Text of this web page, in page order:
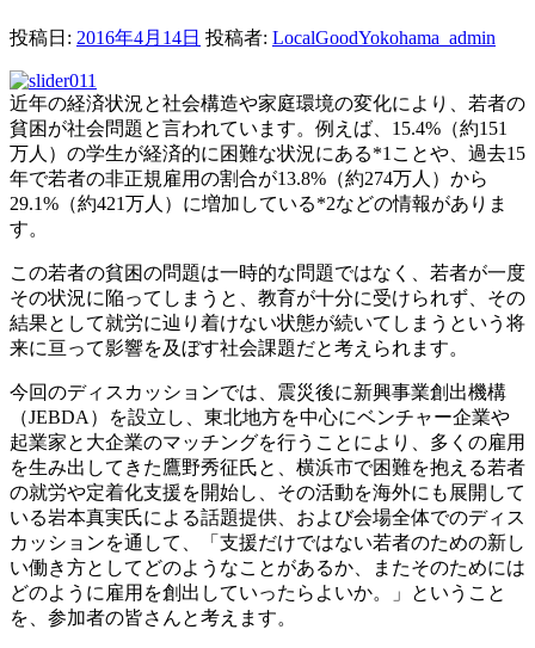
投稿日: 2016年4月14日 投稿者: LocalGoodYokohama_admin
近年の経済状況と社会構造や家庭環境の変化により、若者の
貧困が社会問題と言われています。例えば、15.4%（約151
万人）の学生が経済的に困難な状況にある*1ことや、過去15
年で若者の非正規雇用の割合が13.8%（約274万人）から
29.1%（約421万人）に増加している*2などの情報がありま
す。
この若者の貧困の問題は一時的な問題ではなく、若者が一度
その状況に陥ってしまうと、教育が十分に受けられず 、その
結果として就労に辿り着けない状態が続いてしまう という将
来に亘って影響を及ぼす社会課題だと考えられま す。
今回のディスカッションでは、震災後に新興事業創出機構
（JEBDA）を設立し、東北地方を中心にベンチャー企業や
起業家と大企業のマッチングを行うことにより、多 くの雇用
を生み出してきた鷹野秀征氏と、横浜市で困難を抱える若者
の就労や定着化支援を開始し、その活動を海外にも展開して
いる岩本真実氏による話題提供、および会場全体でのディス
カッションを通して、「支援だけではない若者のための新し
い働き方としてどのようなことがあるか 、またそのためには
どのように雇用を創出していったらよ いか。」ということ
を、参加者の皆さんと考えます。